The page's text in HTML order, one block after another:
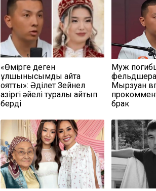
«Өмірге деген
құлшынысымды қайта
оятты»: Әділет Зейнел
қазіргі әйелі туралы айтып
берді
Муж
Мырзуан
брак